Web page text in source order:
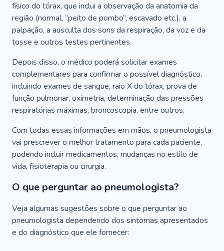
físico do tórax, que inclui a observação da anatomia da
região (normal, “peito de pombo”, escavado etc.), a
palpação, a ausculta dos sons da respiração, da voz e da
tosse e outros testes pertinentes.
Depois disso, o médico poderá solicitar exames
complementares para confirmar o possível diagnóstico,
incluindo exames de sangue, raio X do tórax, prova de
função pulmonar, oximetria, determinação das pressões
respiratórias máximas, broncoscopia, entre outros.
Com todas essas informações em mãos, o pneumologista
vai prescrever o melhor tratamento para cada paciente,
podendo incluir medicamentos, mudanças no estilo de
vida, fisioterapia ou cirurgia.
O que perguntar ao pneumologista?
Veja algumas sugestões sobre o que perguntar ao
pneumologista dependendo dos sintomas apresentados
e do diagnóstico que ele fornecer: